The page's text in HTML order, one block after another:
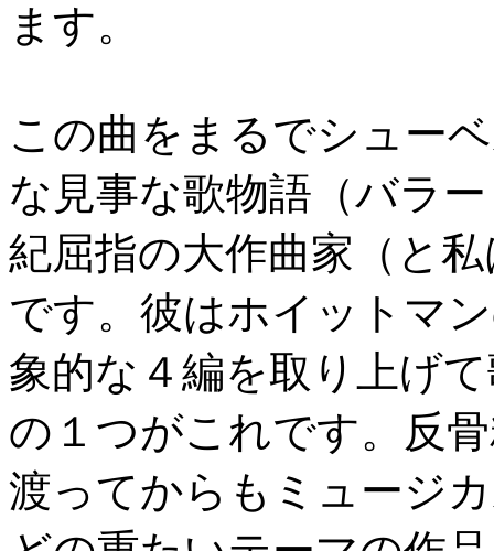
ます。
この曲をまるでシュー
な見事な歌物語（バラ
紀屈指の大作曲家（と
です。彼はホイットマ
象的な４編を取り上げ
の１つがこれです。反
渡ってからもミュージ